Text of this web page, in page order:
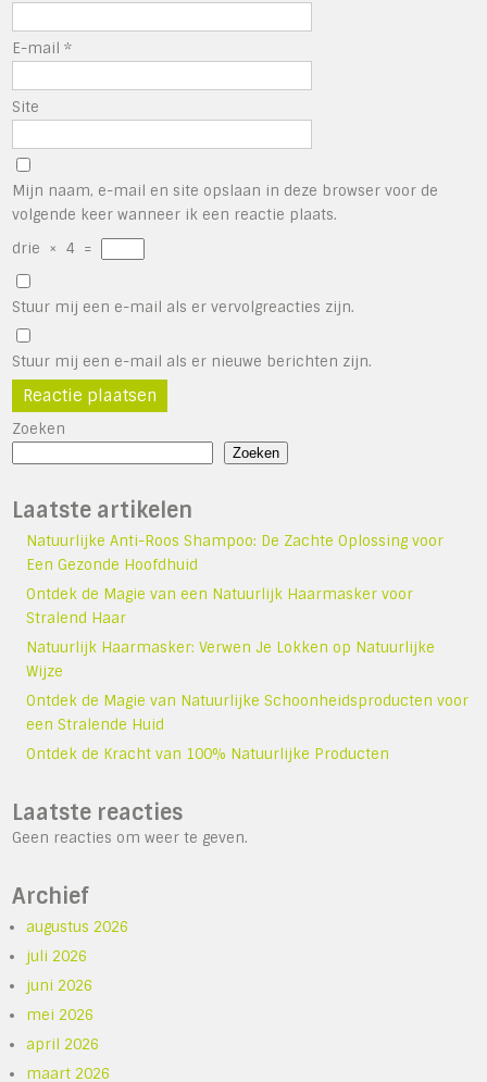
E-mail*
Site
Mijn naam, e-mail en site opslaan in deze browser voor de
volgende keer wanneer ik een reactie plaats.
drie × 4 =
Stuur mij een e-mail als er vervolgreacties zijn.
Stuur mij een e-mail als er nieuwe berichten zijn.
Zoeken
Zoeken
Laatste artikelen
Natuurlijke Anti-Roos Shampoo: De Zachte Oplossing voor
Een Gezonde Hoofdhuid
Ontdek de Magie van een Natuurlijk Haarmasker voor
Stralend Haar
Natuurlijk Haarmasker: Verwen Je Lokken op Natuurlijke
Wijze
Ontdek de Magie van Natuurlijke Schoonheidsproducten voor
een Stralende Huid
Ontdek de Kracht van 100% Natuurlijke Producten
Laatste reacties
Geen reacties om weer te geven.
Archief
augustus 2026
juli 2026
juni 2026
mei 2026
april 2026
maart 2026